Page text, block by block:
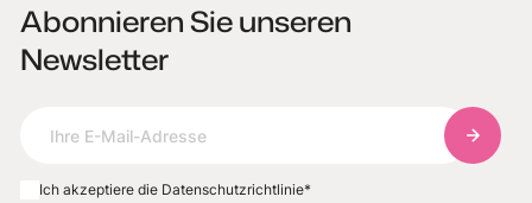
Abonnieren Sie unseren
Newsletter
Ich akzeptiere die Datenschutzrichtlinie*